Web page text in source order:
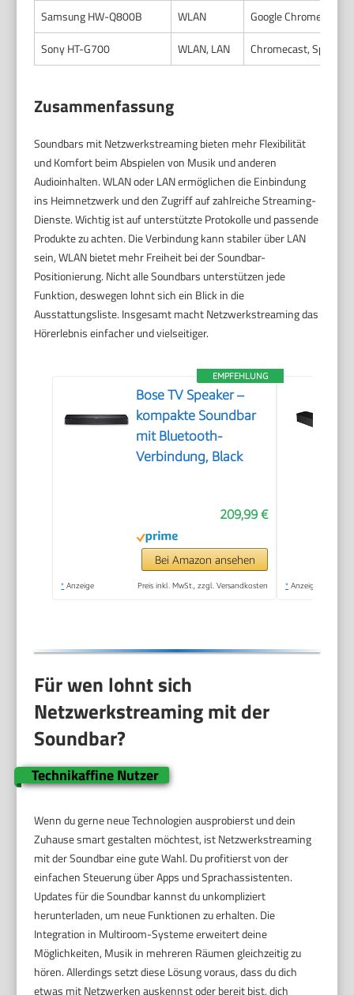
Samsung HW-Q800B
WLAN
Google Chromecast,
Sony HT-G700
WLAN, LAN Chromecast, Spotify
Zusammenfassung
Soundbars mit Netzwerkstreaming bieten mehr Flexibilität
und Komfort beim Abspielen von Musik und anderen
Audioinhalten. WLAN oder LAN ermöglichen die Einbindung
ins Heimnetzwerk und den Zugriff auf zahlreiche Streaming-
Dienste. Wichtig ist auf unterstützte Protokolle und passende
Produkte zu achten. Die Verbindung kann stabiler über LAN
sein, WLAN bietet mehr Freiheit bei der Soundbar-
Positionierung. Nicht alle Soundbars unterstützen jede
Funktion, deswegen lohnt sich ein Blick in die
Ausstattungsliste. Insgesamt macht Netzwerkstreaming das
Hörerlebnis einfacher und vielseitiger.
EMPFEHLUNG
Bose TV Speaker –
kompakte Soundbar
mit Bluetooth-
Verbindung, Black
209,99 €
Bei Amazon ansehen
* Anzeige Preis inkl. MwSt., zzgl. Versandkosten * Anzeige
Für wen lohnt sich
Netzwerkstreaming mit der
Soundbar?
Technikaffine Nutzer
Wenn du gerne neue Technologien ausprobierst und dein
Zuhause smart gestalten möchtest, ist Netzwerkstreaming
mit der Soundbar eine gute Wahl. Du profitierst von der
einfachen Steuerung über Apps und Sprachassistenten.
Updates für die Soundbar kannst du unkompliziert
herunterladen, um neue Funktionen zu erhalten. Die
Integration in Multiroom-Systeme erweitert deine
Möglichkeiten, Musik in mehreren Räumen gleichzeitig zu
hören. Allerdings setzt diese Lösung voraus, dass du dich
etwas mit Netzwerken auskennst oder bereit bist, dich